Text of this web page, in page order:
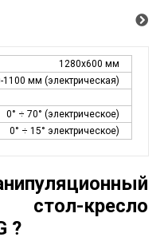
1280х600 мм
1100 мм (электрическая)
0° ÷ 70° (электрическое)
0° ÷ 15° электрическое)
стол-кресло
?